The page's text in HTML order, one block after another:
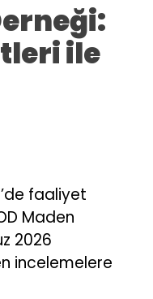
ile
faaliyet
Maden
2026
incelemelere